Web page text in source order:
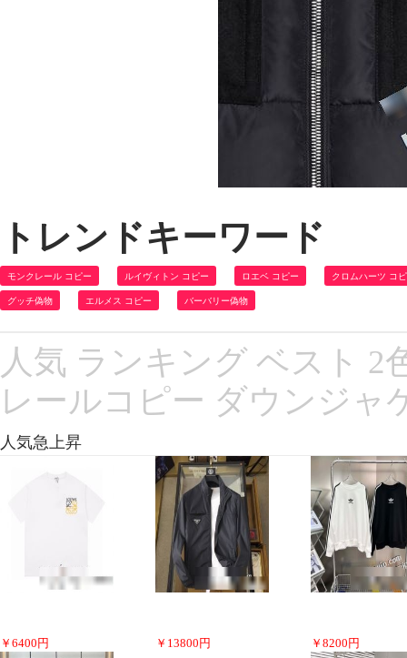
トレンドキーワード
モンクレール コピー ルイヴィトン コピー ロエベ コピー クロムハーツ コ
グッチ偽物 エルメス コピー バーバリー偽物
人気 ランキング ベスト 2
レールコピー ダウンジャ
人気急上昇
￥ 6400 円 ￥ 13800 円 ￥ 8200 円